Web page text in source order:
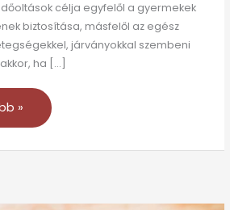
célja egyfelől a gyermekek
biztosítása, másfelől az egész
járványokkal szembeni
ha […]
»